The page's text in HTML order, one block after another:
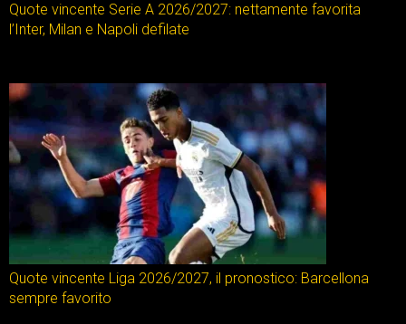
Quote vincente Serie A 2026/2027: nettamente favorita
l’Inter, Milan e Napoli defilate
Quote vincente Liga 2026/2027, il pronostico: Barcellona
sempre favorito